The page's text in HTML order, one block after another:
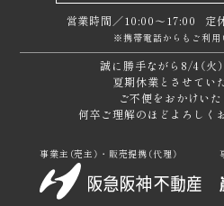
営業時間／10:00～17:00 定
※携帯電話からもご利用
誠に勝手ながら8/4（火
夏期休業とさせてい
ご不便をおかけいた
何卒ご理解のほどよろしく
事業主（売主）・販売提携（代理）